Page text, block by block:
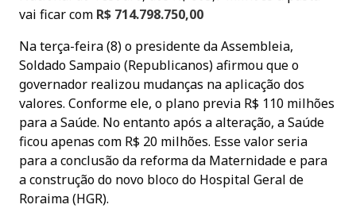
vai ficar com R$ 714.798.750,00
Na terça-feira (8) o presidente da Assembleia,
Soldado Sampaio (Republicanos) afirmou que o
governador realizou mudanças na aplicação dos
valores. Conforme ele, o plano previa R$ 110 milhões
para a Saúde. No entanto após a alteração, a Saúde
ficou apenas com R$ 20 milhões. Esse valor seria
para a conclusão da reforma da Maternidade e para
a construção do novo bloco do Hospital Geral de
Roraima (HGR).